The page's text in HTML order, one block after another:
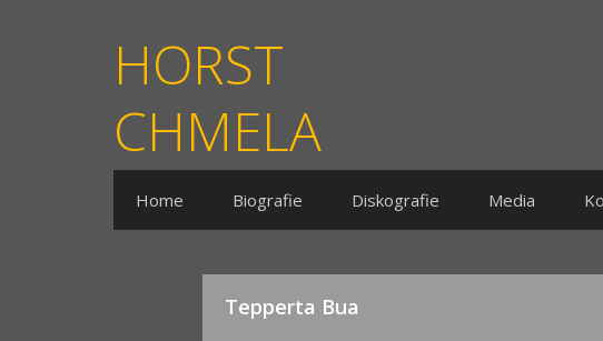
HORST
CHMELA
Home Biografie Diskografie Media
Tepperta Bua